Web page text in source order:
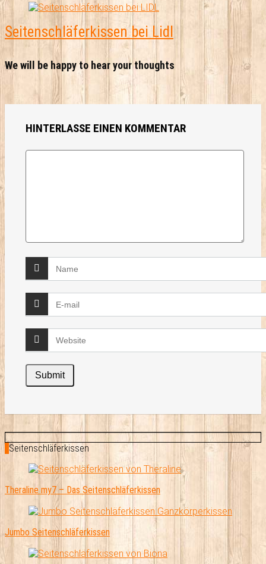
Seitenschläferkissen bei Lidl
We will be happy to hear your thoughts
HINTERLASSE EINEN KOMMENTAR
Seitenschläferkissen
Theraline my7 – Das Seitenschläferkissen
Jumbo Seitenschläferkissen